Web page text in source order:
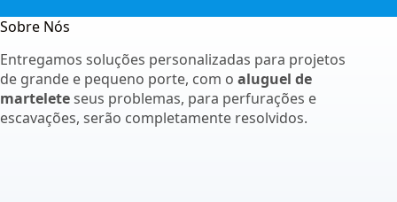
Sobre Nós
Entregamos soluções personalizadas para projetos
de grande e pequeno porte, com o aluguel de
marteleteseus problemas, para perfurações e
escavações, serão completamente resolvidos.